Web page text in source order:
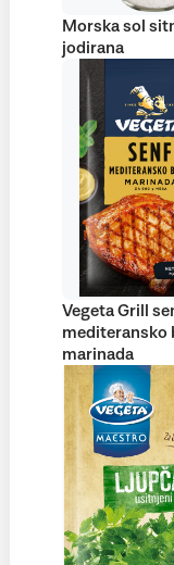
Morska sol
jodirana
Vegeta Grill
mediteransko
marinada